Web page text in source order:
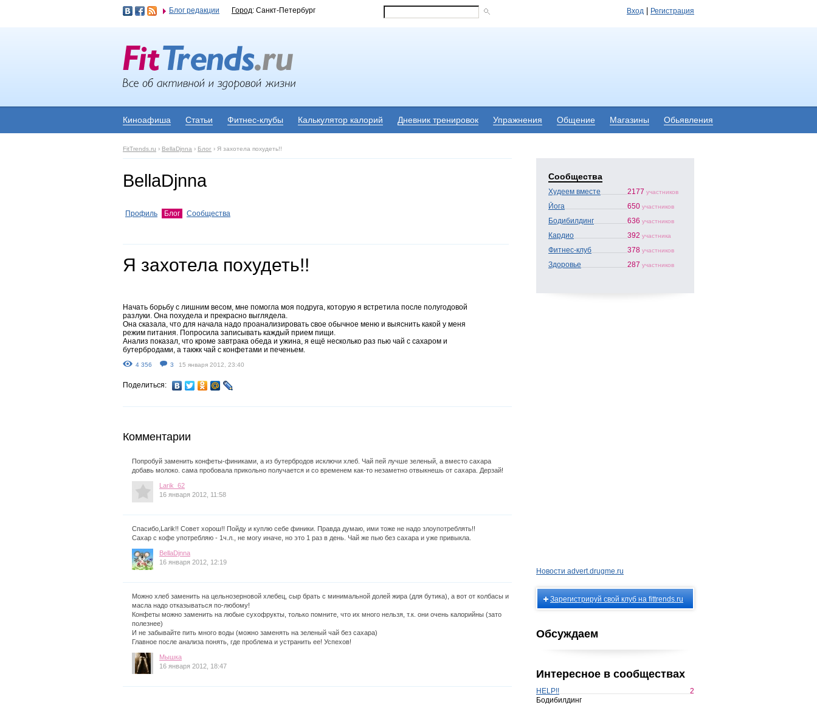
Блог редакции Город: Санкт-Петербург Вход Регистрация
Киноафиша Статьи Фитнес-клубы Калькулятор калорий Дневник тренировок Упражнения Общение Магазины Обьявления
FitTrends.ru › BellaDjnna › Блог › Я захотела похудеть!!
BellaDjnna
Профиль Блог Сообщества
Я захотела похудеть!!
Начать борьбу с лишним весом, мне помогла моя подруга, которую я встретила после полугодовой
разлуки. Она похудела и прекрасно выглядела.
Она сказала, что для начала надо проанализировать свое обычное меню и выяснить какой у меня
режим питания. Попросила записывать каждый прием пищи.
Анализ показал, что кроме завтрака обеда и ужина, я ещё несколько раз пью чай с сахаром и
бутербродами, а такжк чай с конфетами и печеньем.
4 356 3 15 января 2012, 23:40
Поделиться:
Комментарии
Попробуй заменить конфеты-финиками, а из бутербродов исключи хлеб. Чай пей лучше зеленый, а вместо сахара
добавь молоко. сама пробовала прикольно получается и со временем как-то незаметно отвыкнешь от сахара. Дерзай!
Larik_62
16 января 2012, 11:58
Спасибо,Larik!! Совет хорош!! Пойду и куплю себе финики. Правда думаю, ими тоже не надо злоупотреблять!!
Сахар с кофе употребляю - 1ч.л., не могу иначе, но это 1 раз в день. Чай же пью без сахара и уже привыкла.
BellaDjnna
16 января 2012, 12:19
Можно хлеб заменить на цельнозерновой хлебец, сыр брать с минимальной долей жира (для бутика), а вот от колбасы и
масла надо отказываться по-любому!
Конфеты можно заменить на любые сухофрукты, только помните, что их много нельзя, т.к. они очень калорийны (зато
полезнее)
И не забывайте пить много воды (можно заменять на зеленый чай без сахара)
Главное после анализа понять, где проблема и устранить ее! Успехов!
Мышка
16 января 2012, 18:47
Сообщества
Худеем вместе 2177 участников
Йога 650 участников
Бодибилдинг 636 участников
Кардио 392 участника
Фитнес-клуб 378 участников
Здоровье 287 участников
Новости advert.drugme.ru
Зарегистрируй свой клуб на fittrends.ru
Обсуждаем
Интересное в сообществах
HELP!!
2
Бодибилдинг